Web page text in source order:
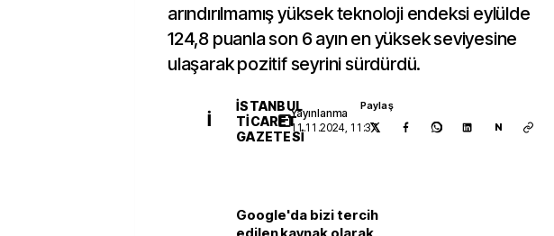
arındırılmamış yüksek teknoloji endeksi eylülde
124,8 puanla son 6 ayın en yüksek seviyesine
ulaşarak pozitif seyrini sürdürdü.
İ
İSTANBUL
TICARET
GAZETESI
Yayınlanma
11.11.2024, 11:37
Paylaş
N
Google'da bizi tercih